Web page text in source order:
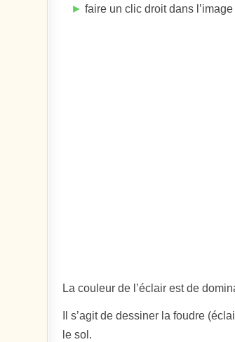
► faire un clic droit dans
La couleur de l’éclair est de
Il s’agit de dessiner la foudre
le sol.